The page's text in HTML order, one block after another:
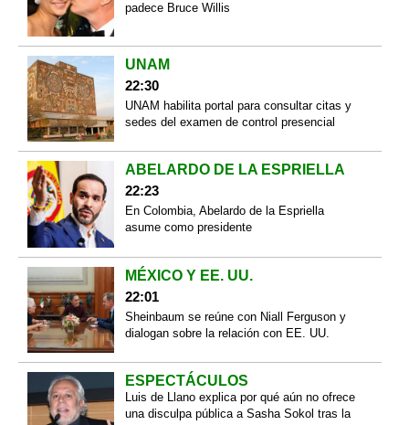
padece Bruce Willis
UNAM
22:30
UNAM habilita portal para consultar citas y
sedes del examen de control presencial
ABELARDO DE LA ESPRIELLA
22:23
En Colombia, Abelardo de la Espriella
asume como presidente
MÉXICO Y EE. UU.
22:01
Sheinbaum se reúne con Niall Ferguson y
dialogan sobre la relación con EE. UU.
ESPECTÁCULOS
Luis de Llano explica por qué aún no ofrece
una disculpa pública a Sasha Sokol tras la